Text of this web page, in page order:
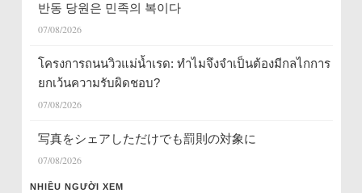
반동 당원은 민족의 복이다
07/08/2026
โครงการถนนวิวแม่น้ำเรด: ทำไมจึงจำเป็นต้องมีกลไกการ
ยกเว้นความรับผิดชอบ?
07/08/2026
写真をシェアしただけでも罰則の対象に
07/08/2026
NHIỀU NGƯỜI XEM